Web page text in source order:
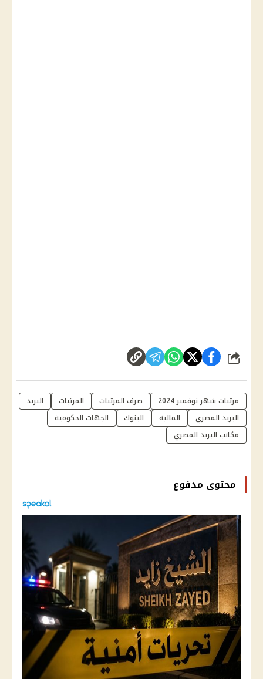
شارك
مرتبات شهر نوفمبر 2024 صرف المرتبات المرتبات
البريد
البريد المصري
المالية البنوك
الجهات الحكومية
مكاتب البريد المصري
محتوى مدفوع